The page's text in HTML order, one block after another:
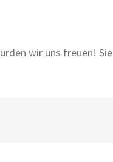
wir uns freuen!